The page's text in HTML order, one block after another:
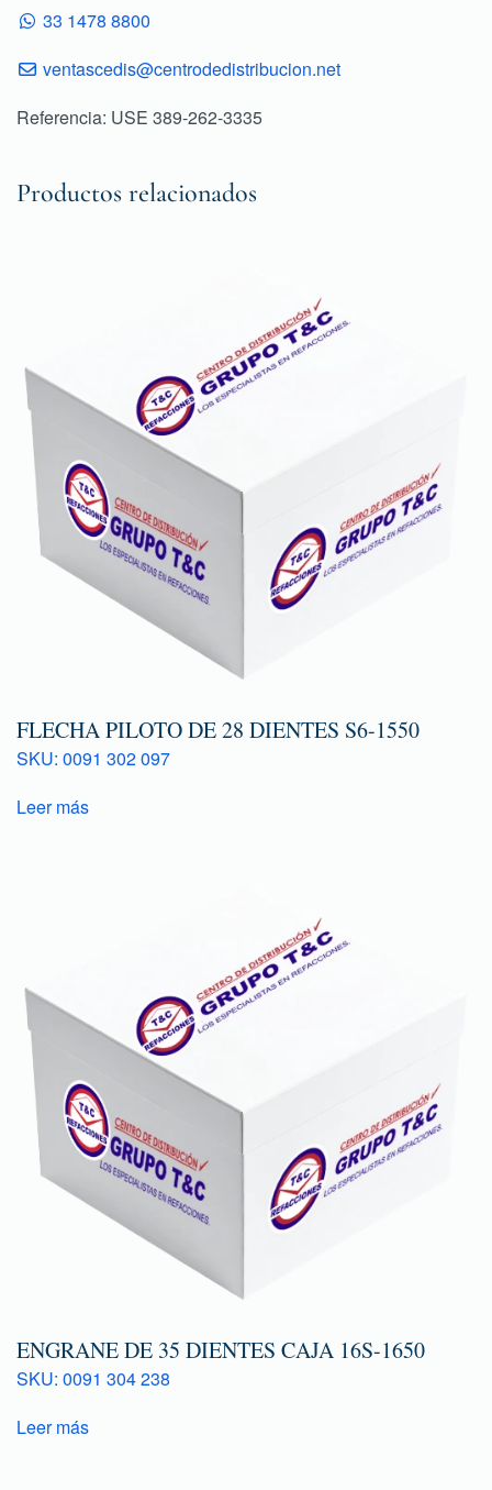
33 1478 8800
ventascedis@centrodedistribucion.net
Referencia: USE 389-262-3335
Productos relacionados
FLECHA PILOTO DE 28 DIENTES S6-1550
SKU: 0091 302 097
Leer más
ENGRANE DE 35 DIENTES CAJA 16S-1650
SKU: 0091 304 238
Leer más